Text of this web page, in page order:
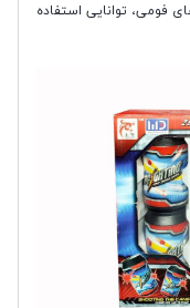
فومی، توانایی استفاده